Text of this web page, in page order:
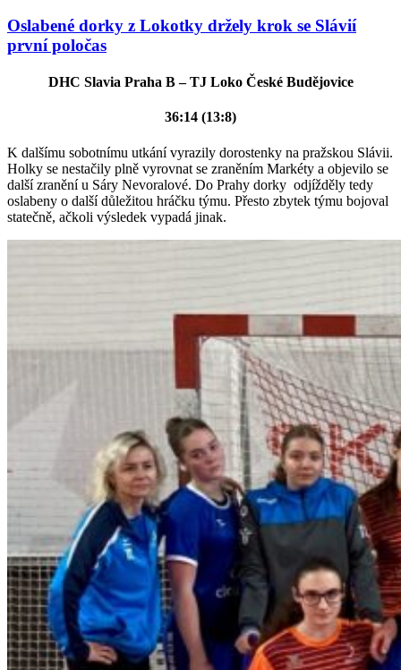
Oslabené dorky z Lokotky držely krok se Slávií
první poločas
DHC Slavia Praha B – TJ Loko České Budějovice
36:14 (13:8)
K dalšímu sobotnímu utkání vyrazily dorostenky na pražskou Slávii.
Holky se nestačily plně vyrovnat se zraněním Markéty a objevilo se
další zranění u Sáry Nevoralové. Do Prahy dorky odjížděly tedy
oslabeny o další důležitou hráčku týmu. Přesto zbytek týmu bojoval
statečně, ačkoli výsledek vypadá jinak.